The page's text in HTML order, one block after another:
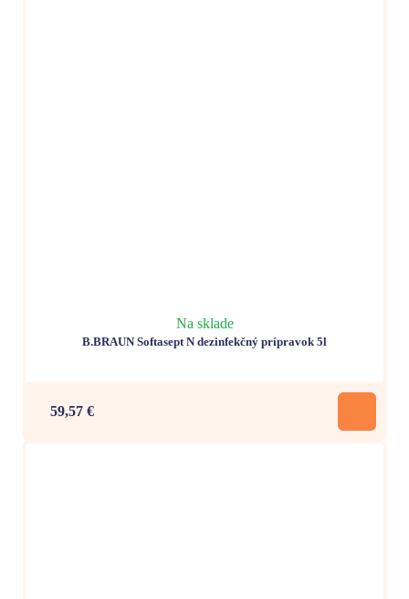
Na sklade
B.BRAUN Softasept N dezinfekčný prípravok 5l
59,57 €